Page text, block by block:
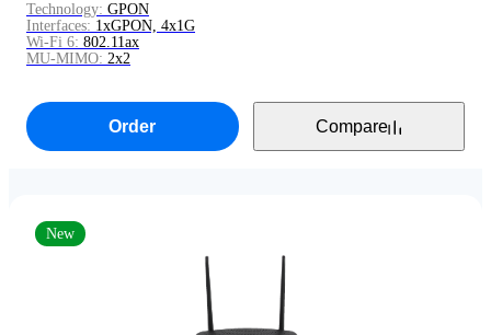
Technology: GPON
Interfaces: 1xGPON, 4x1G
Wi-Fi 6: 802.11ax
MU-MIMO: 2x2
Order Compare
New